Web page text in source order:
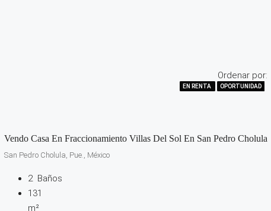
Ordenar por:
EN VENTA
Vendo Casa En Fraccionamiento Villas Del Sol En San Pedro Cholula
San Pedro Cholula, Pue., México
2 Baños
131
m²
EN VENTA
EN VENTA
EN VENTA OPORTUNIDAD
EN RENTA
EN VENTA
EN VENTA
EN VENTA
EN VENTA OPORTUNIDAD
EN RENTA OPORTUNIDAD